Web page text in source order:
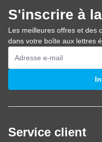
S'inscrire à
Les meilleures offres et des
dans votre boîte aux lettres
Adresse mail
Service client